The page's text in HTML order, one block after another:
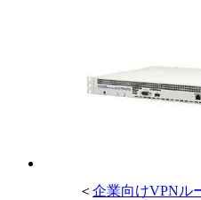
＜ 企業向けVPNル